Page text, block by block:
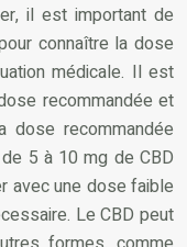
il est important de
connaître la dose
médicale. Il est
recommandée et
dose recommandée
5 à 10 mg de CBD
avec une dose faible
Le CBD peut